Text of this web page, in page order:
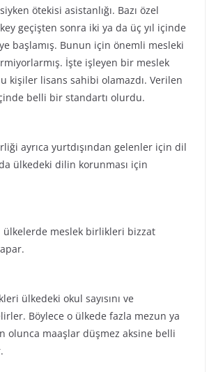
ötekisi asistanlığı. Bazı özel
geçişten sonra iki ya da üç yıl içinde
başlamış. Bunun için önemli mesleki
İşte işleyen bir meslek
kişiler lisans sahibi olamazdı. Verilen
belli bir standartı olurdu.
ayrıca yurtdışından gelenler için dil
ülkedeki dilin korunması için
ülkelerde meslek birlikleri bizzat
ülkedeki okul sayısını ve
Böylece o ülkede fazla mezun ya
olunca maaşlar düşmez aksine belli